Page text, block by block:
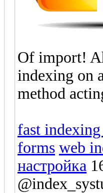
Of import!
indexing on
method
fast
forms web
настройка